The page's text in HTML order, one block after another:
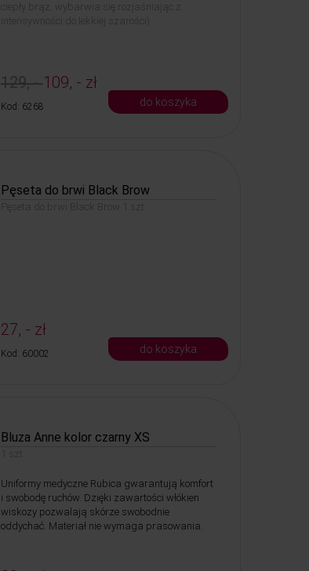
ciepły brąz, wybarwia się rozjaśniając z
intensywności do lekkiej szarości)
129, -109, - zł
Kod: 6268 do koszyka
Pęseta do brwi Black Brow
Pęseta do brwi Black Brow 1 szt.
27, - zł
Kod: 60002 do koszyka
Bluza Anne kolor czarny XS
1 szt.
Uniformy medyczne Rubica gwarantują komfort
i swobodę ruchów. Dzięki zawartości włókien
wiskozy pozwalają skórze swobodnie
oddychać. Materiał nie wymaga prasowania.